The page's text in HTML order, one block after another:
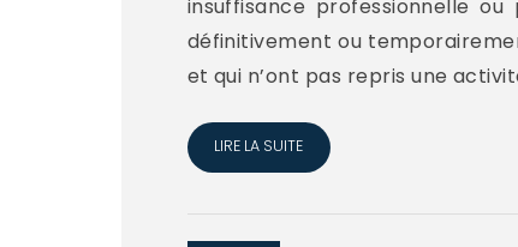
insuffisance professionnelle
définitivement ou
et qui n’ont pas repris une
LIRE LA SUITE